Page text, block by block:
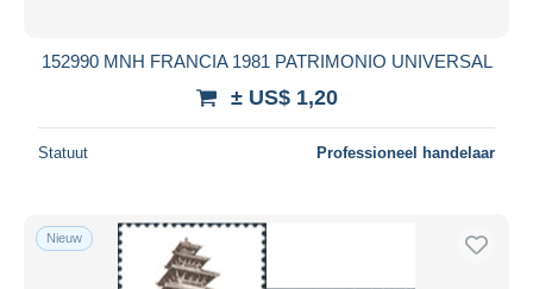
152990 MNH FRANCIA 1981 PATRIMONIO UNIVERSAL
± US$ 1,20
Statuut Professioneel handelaar
Nieuw